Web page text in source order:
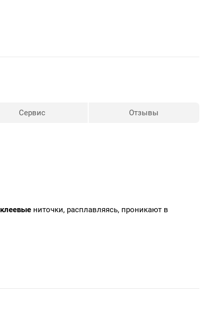
Сервис Отзывы
клеевые ниточки, расплавляясь, проникают в